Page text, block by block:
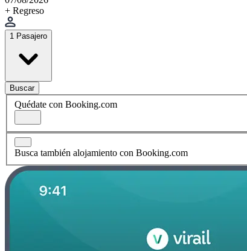
+ Regreso
1 Pasajero
Buscar
Quédate con Booking.com
Busca también alojamiento con Booking.com